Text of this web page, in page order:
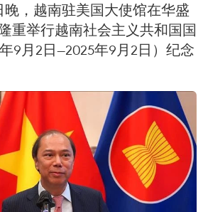
晚，越南驻美国大使馆在华盛
重举行越南社会主义共和国国
9月2日—2025年9月2日）纪念